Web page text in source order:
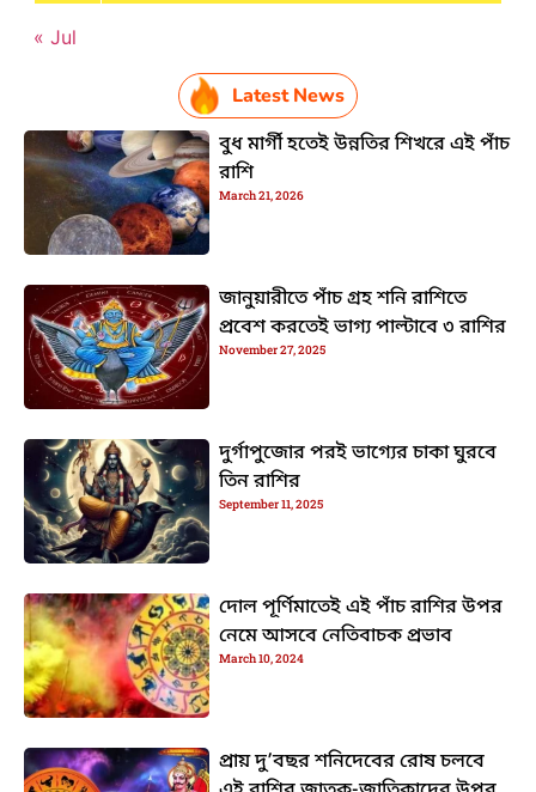
« Jul
Latest News
বুধ মার্গী হতেই উন্নতির শিখরে এই পাঁচ
রাশি
March 21, 2026
জানুয়ারীতে পাঁচ গ্রহ শনি রাশিতে
প্রবেশ করতেই ভাগ্য পাল্টাবে ৩ রাশির
November 27, 2025
দুর্গাপুজোর পরই ভাগ্যের চাকা ঘুরবে
তিন রাশির
September 11, 2025
দোল পূর্ণিমাতেই এই পাঁচ রাশির উপর
নেমে আসবে নেতিবাচক প্রভাব
March 10, 2024
প্রায় দু’বছর শনিদেবের রোষ চলবে